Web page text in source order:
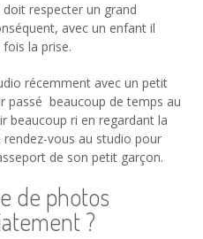
respecter un grand
avec un enfant il
la prise.
récemment avec un petit
passé beaucoup de temps au
beaucoup ri en regardant la
vous au studio pour
de son petit garçon.
de photos
?